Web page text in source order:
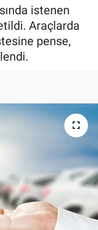
istenen
Araçlarda
pense,